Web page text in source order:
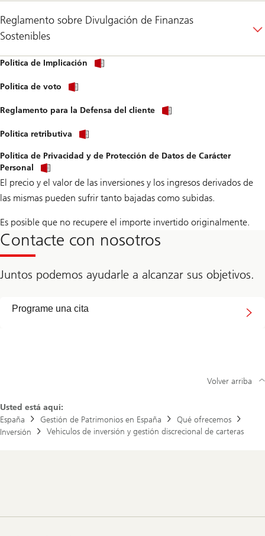
Reglamento sobre Divulgación de Finanzas
Sostenibles
Política de Implicación
Política de voto
Reglamento para la Defensa del cliente
Política retributiva
Política de Privacidad y de Protección de Datos de Carácter
Personal
El precio y el valor de las inversiones y los ingresos derivados de
las mismas pueden sufrir tanto bajadas como subidas.
Es posible que no recupere el importe invertido originalmente.
Contacte con nosotros
Juntos podemos ayudarle a alcanzar sus objetivos.
Programe una cita
Usted está aquí:
España
Gestión de Patrimonios en España
Qué ofrecemos
Inversión
Vehiculos de inversión y gestión discrecional de carteras
Volver arriba